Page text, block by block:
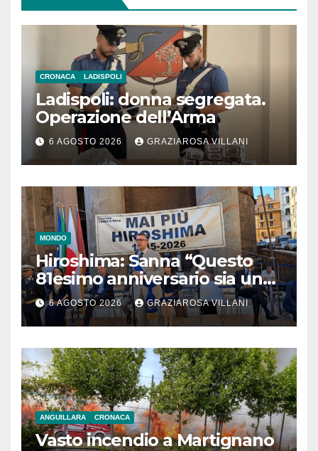
CRONACA LADISPOLI
Ladispoli: donna segregata.
Operazione dell’Arma
6 AGOSTO 2026 GRAZIAROSA VILLANI
MONDO
Hiroshima: Sanna “Questo
81esimo anniversario sia un
monito per tutti”
6 AGOSTO 2026 GRAZIAROSA VILLANI
ANGUILLARA CRONACA
Vasto incendio a Martignano